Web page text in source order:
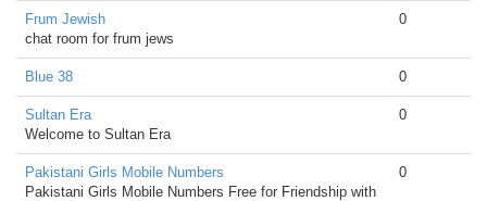
Frum Jewish
chat room for frum jews
0
Blue 38 0
Sultan Era
Welcome to Sultan Era
0
Pakistani Girls Mobile Numbers
Pakistani Girls Mobile Numbers Free for Friendship with
0